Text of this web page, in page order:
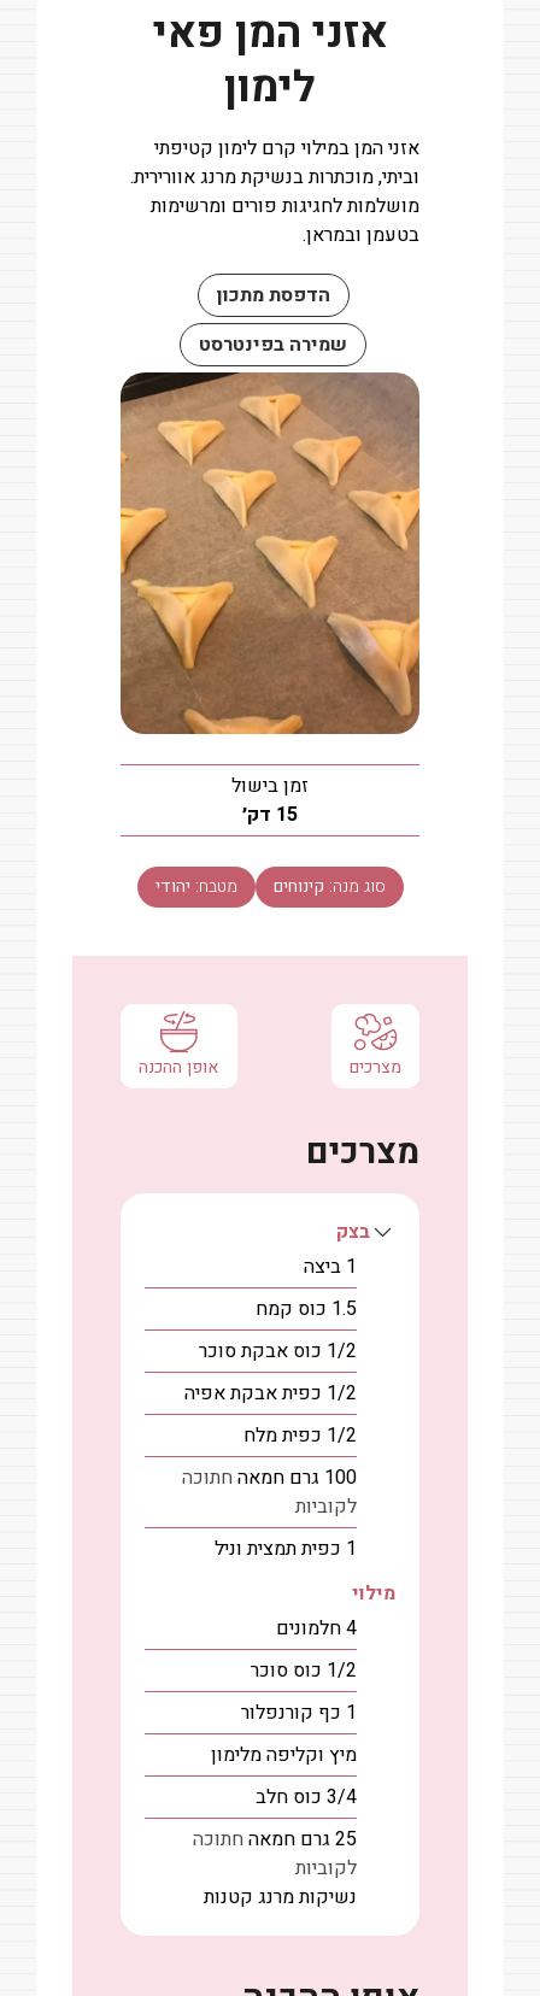
אזני המן פאי
לימון
אזני המן במילוי קרם לימון קטיפתי
וביתי, מוכתרות בנשיקת מרנג אוורירית.
מושלמות לחגיגות פורים ומרשימות
בטעמן ובמראן.
הדפסת מתכון
שמירה בפינטרסט
זמן בישול
15 דקות
דק׳
סוג מנה: קינוחים מטבח: יהודי
מצרכים אופן ההכנה
מצרכים
בצק
1 ביצה
1.5 כוס קמח
1/2 כוס אבקת סוכר
1/2 כפיתאבקת אפיה
1/2 כפיתמלח
100 גרם חמאה חתוכה
לקוביות
1 כפיתתמצית וניל
מילוי
4חלמונים
1/2 כוס סוכר
1 כף קורנפלור
מיץ וקליפה מלימון
3/4 כוס חלב
25 גרם חמאה חתוכה
לקוביות
נשיקות מרנג קטנות